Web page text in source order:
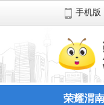
手机版
荣耀渭